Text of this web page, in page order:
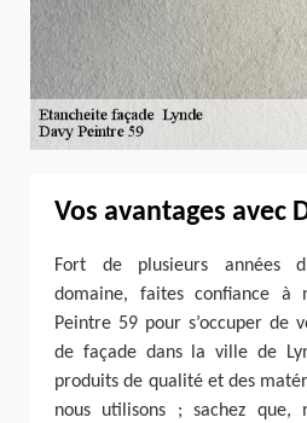
Vos avantages avec
Fort de plusieurs années
domaine, faites confiance à
Peintre 59 pour s’occuper de
de façade dans la ville de
produits de qualité et des
nous utilisons ; sachez que,